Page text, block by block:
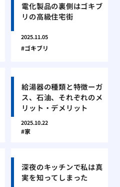
電化製品の裏側はゴキブ
リの高級住宅街
2025.11.05
ゴキブリ
給湯器の種類と特徴ーガ
ス、石油、それぞれのメ
リット・デメリット
2025.10.22
家
深夜のキッチンで私は真
実を知ってしまった